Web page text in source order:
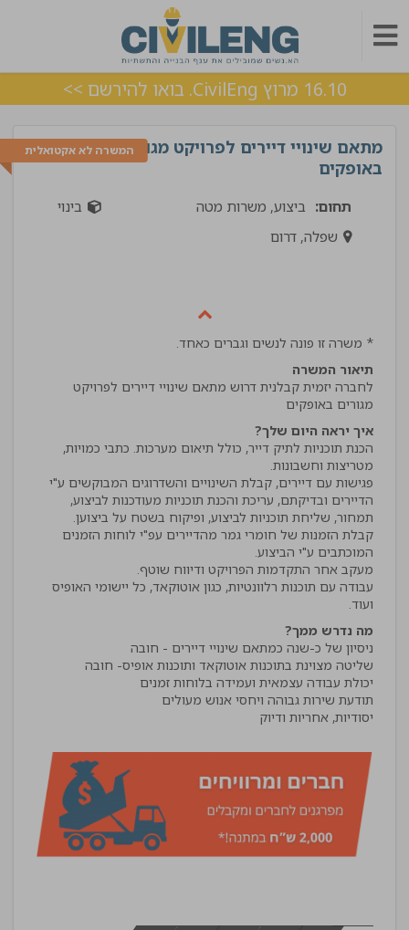
16.10 מרוץ CivilEng. בואו להירשם >>
המשרה לא אקטואליתמתאם שינויי דיירים לפרויקט מגורים
באופקים
תחום: ביצוע, משרות מטה
בינוי
שפלה, דרום
* משרה זו פונה לנשים וגברים כאחד.
תיאור המשרה
לחברה יזמית קבלנית דרוש מתאם שינויי דיירים לפרויקט
מגורים באופקים
איך יראה היום שלך?
הכנת תוכניות לתיק דייר, כולל תיאום מערכות. כתבי כמויות,
פגישות עם דיירים, קבלת השינויים והשדרוגים המבוקשים ע"י
הדיירים ובדיקתם, עריכת והכנת תוכניות מעודכנות לביצוע,
קבלת הזמנות של חומרי גמר מהדיירים עפ"י לוחות הזמנים
עבודה עם תוכנות רלוונטיות, כגון אוטוקאד, כל יישומי האופיס
ועוד.
מה נדרש ממך?